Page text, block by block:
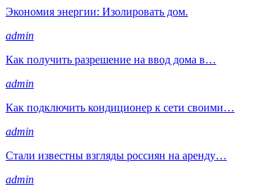
Экономия энергии: Изолировать дом.
admin
Как получить разрешение на ввод дома в…
admin
Как подключить кондиционер к сети своими…
admin
Стали известны взгляды россиян на аренду…
admin